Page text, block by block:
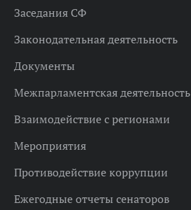
Заседания СФ
Законодательная деятельность
Документы
Межпарламентская деятельность
Взаимодействие с регионами
Мероприятия
Противодействие коррупции
Ежегодные отчеты сенаторов